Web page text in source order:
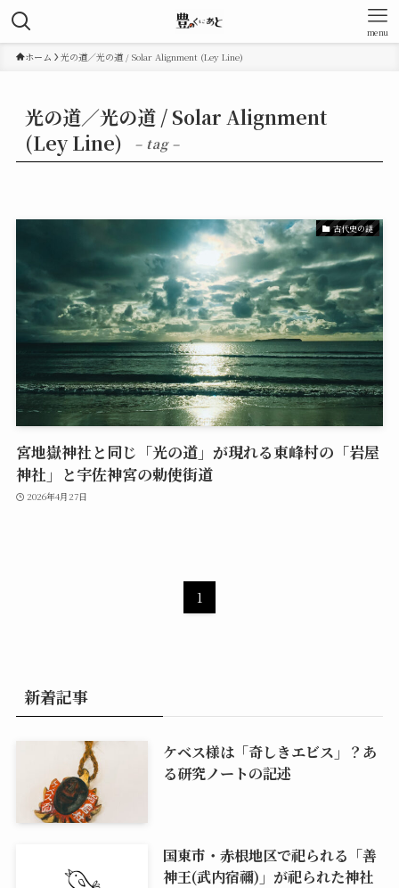
menu
ホーム 光の道／光の道 / Solar Alignment (Ley Line)
光の道／光の道 / Solar Alignment
(Ley Line)
– tag –
古代史の謎
宮地嶽神社と同じ「光の道」が現れる東峰村の「岩屋
神社」と宇佐神宮の勅使街道
2026年4月27日
1
新着記事
ケベス様は「奇しきエビス」？あ
る研究ノートの記述
国東市・赤根地区で祀られる「善
神王(武内宿禰)」が祀られた神社